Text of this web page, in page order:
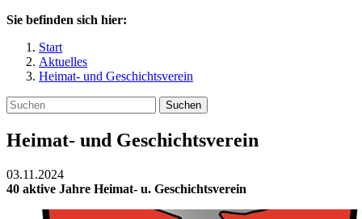
Sie befinden sich hier:
Start
Aktuelles
Heimat- und Geschichtsverein
Suchen
Heimat- und Geschichtsverein
03.11.2024
40 aktive Jahre Heimat- u. Geschichtsverein